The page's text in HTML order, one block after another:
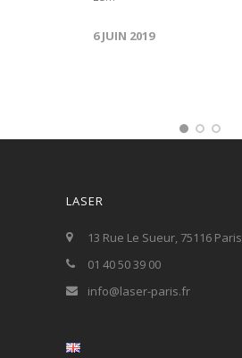
6 JUIN 2019
LASER
13 Rue Le Sueur, 75116 Paris
01 40 50 39 00
info@laser-paris.fr